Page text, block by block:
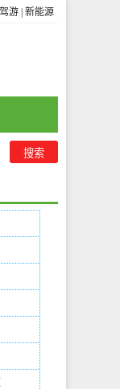
游 新能源
(168)